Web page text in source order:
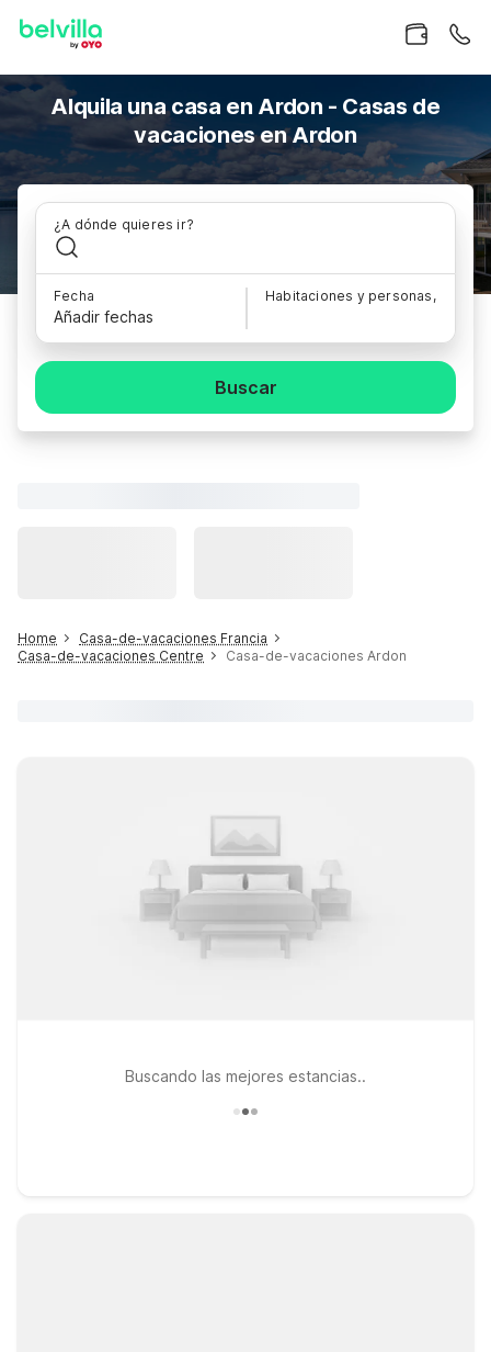
Alquila una casa en Ardon - Casas de
vacaciones en Ardon
¿A dónde quieres ir?
Fecha
Añadir fechas
Habitaciones y personas,
Buscar
Home
Casa-de-vacaciones Francia
Casa-de-vacaciones Centre
Casa-de-vacaciones Ardon
Buscando las mejores estancias..